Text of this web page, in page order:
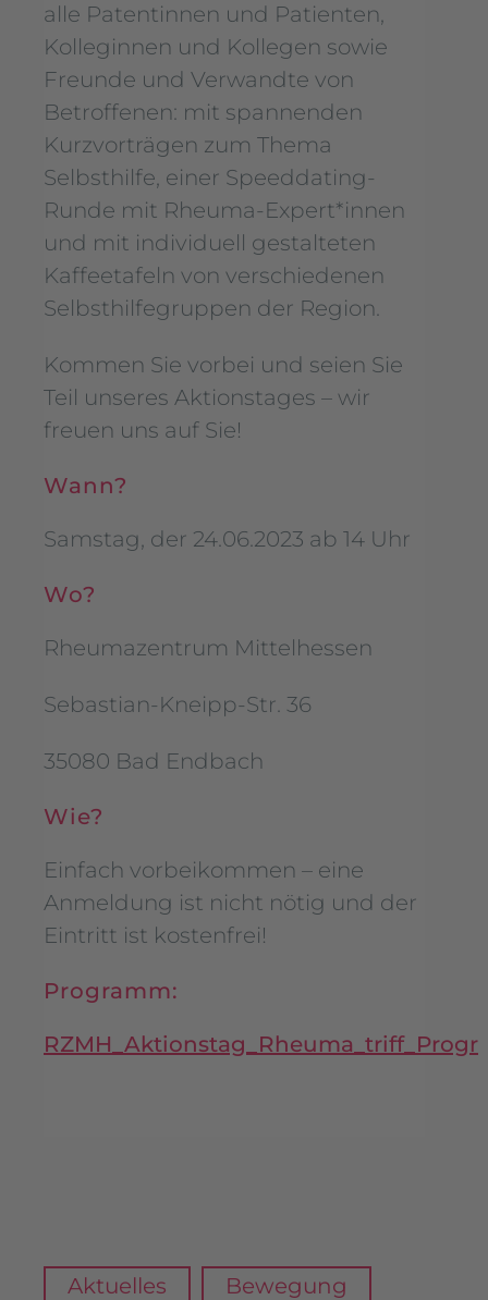
alle Patentinnen und Patienten,
Kolleginnen und Kollegen sowie
Freunde und Verwandte von
Betroffenen: mit spannenden
Kurzvorträgen zum Thema
Selbsthilfe, einer Speeddating-
Runde mit Rheuma-Expert*innen
und mit individuell gestalteten
Kaffeetafeln von verschiedenen
Selbsthilfegruppen der Region.
Kommen Sie vorbei und seien Sie
Teil unseres Aktionstages – wir
freuen uns auf Sie!
Wann?
Samstag, der 24.06.2023 ab 14 Uhr
Wo?
Rheumazentrum Mittelhessen
Sebastian-Kneipp-Str. 36
35080 Bad Endbach
Wie?
Einfach vorbeikommen – eine
Anmeldung ist nicht nötig und der
Eintritt ist kostenfrei!
Programm:
Aktuelles Bewegung